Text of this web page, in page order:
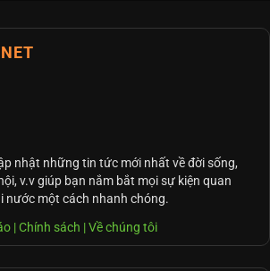
nhật những tin tức mới nhất về đời sống,
v.v giúp bạn nắm bắt mọi sự kiện quan
nước một cách nhanh chóng.
|Chính sách |Về chúng tôi